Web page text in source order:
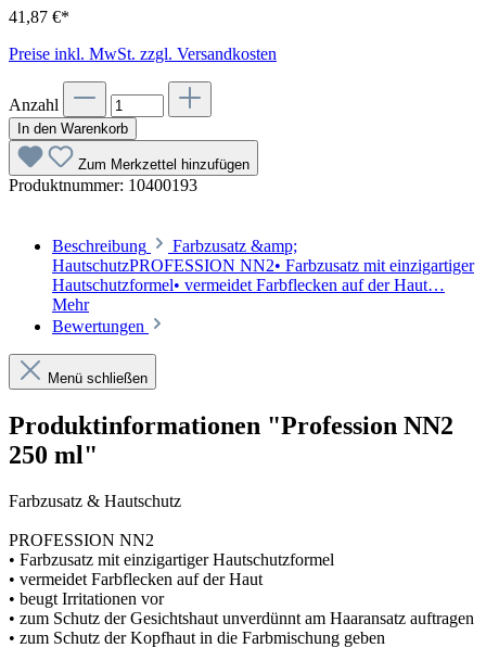
41,87 €*
Preise inkl. MwSt. zzgl. Versandkosten
Anzahl
In den Warenkorb
Zum Merkzettel hinzufügen
Produktnummer: 10400193
Beschreibung
Farbzusatz &amp;
HautschutzPROFESSION NN2• Farbzusatz mit einzigartiger
Hautschutzformel• vermeidet Farbflecken auf der Haut…
Mehr
Bewertungen
Menü schließen
Produktinformationen "Profession NN2
250 ml"
Farbzusatz & Hautschutz
PROFESSION NN2
• Farbzusatz mit einzigartiger Hautschutzformel
• vermeidet Farbflecken auf der Haut
• beugt Irritationen vor
• zum Schutz der Gesichtshaut unverdünnt am Haaransatz auftragen
• zum Schutz der Kopfhaut in die Farbmischung geben